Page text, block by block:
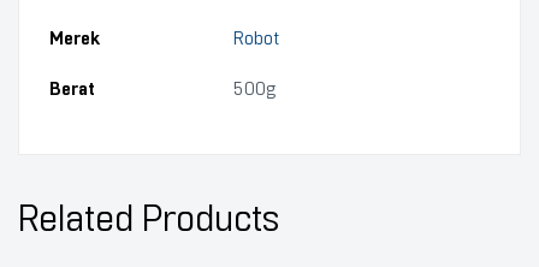
Merek Robot
Berat 500g
Related Products